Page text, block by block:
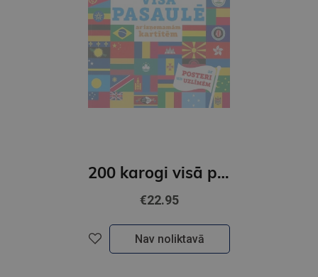
200 karogi visā pasaulē ar izņemamām kartītēm
€22.95
Nav noliktavā